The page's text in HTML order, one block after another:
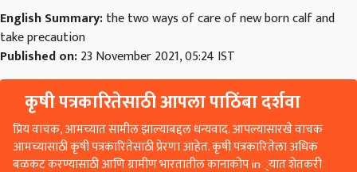
English Summary:the two ways of care of new born calf and
take precaution
Published on:23 November 2021, 05:24 IST
कृषी पत्रकारितेसाठी आपला पाठिंबा दर्शवा
प्रिय वाचक, आमच्यात सामील झाल्याबद्दल धन्यवाद. आपल्यासारखे वाचक
आमच्यासाठी कृषी पत्रकारितेसाठी प्रेरणा आहेत. कृषी पत्रकारितेला अधिक
बळकट करण्यासाठी आणि ग्रामीण भारतातील कानाकोप in्यात शेतकरी